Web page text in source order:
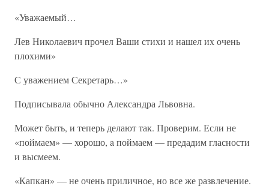
«Уважаемый…
Лев Николаевич прочел Ваши стихи и нашел их очень
плохими»
С уважением Секретарь…»
Подписывала обычно Александра Львовна.
Может быть, и теперь делают так. Проверим. Если не
«поймаем» — хорошо, a поймаем — предадим гласности
и высмеем.
«Капкан» — не очень приличное, но все же развлечение.